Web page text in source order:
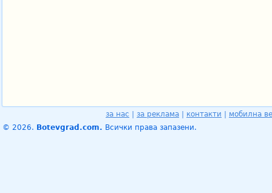
за нас за реклама контакти
мобилна
© 2026. Botevgrad.com. Всички права запазени.